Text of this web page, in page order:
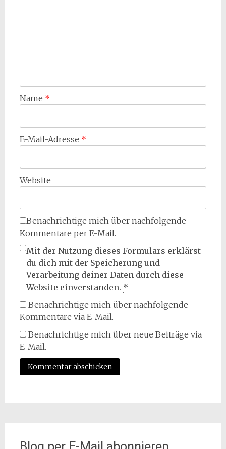
Name *
E-Mail-Adresse *
Website
Benachrichtige mich über nachfolgende
Kommentare per E-Mail.
Mit der Nutzung dieses Formulars erklärst
du dich mit der Speicherung und
Verarbeitung deiner Daten durch diese
Website einverstanden. *
Benachrichtige mich über nachfolgende
Kommentare via E-Mail.
Benachrichtige mich über neue Beiträge via
E-Mail.